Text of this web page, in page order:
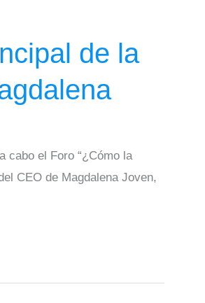
de la
cabo el Foro “¿Cómo la
CEO de Magdalena Joven,